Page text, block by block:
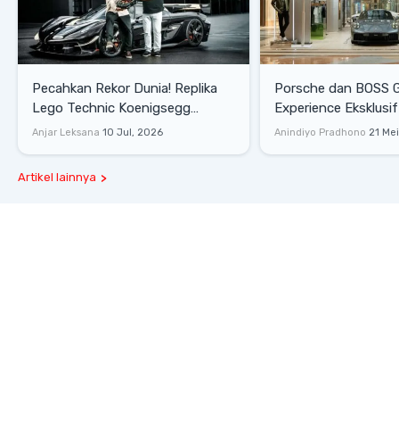
Pecahkan Rekor Dunia! Replika
Lego Technic Koenigsegg
Sadair's Spear Ukuran Asli Sukses
Anjar Leksana 10 Jul, 2026
Porsche dan BOSS
Experience
Senayan, Hadirkan
Anindiyo Pradhono 21
Artikel lainnya